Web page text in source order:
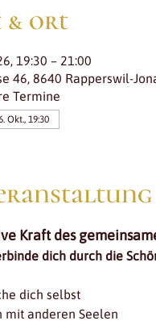
& ort
19:30 – 21:00
46, 8640 Rapperswil-
Termine
Okt., 19:30
Kraft des
dich durch die
dich selbst
mit anderen Seelen